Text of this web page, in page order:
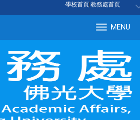
學校首頁 教務處首頁
MENU